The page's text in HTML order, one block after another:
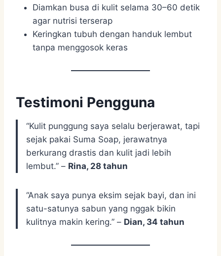
Diamkan busa di kulit selama 30–60 detik
agar nutrisi terserap
Keringkan tubuh dengan handuk lembut
tanpa menggosok keras
Testimoni Pengguna
“Kulit punggung saya selalu berjerawat, tapi
sejak pakai Suma Soap, jerawatnya
berkurang drastis dan kulit jadi lebih
lembut.” – Rina, 28 tahun
“Anak saya punya eksim sejak bayi, dan ini
satu-satunya sabun yang nggak bikin
kulitnya makin kering.” – Dian, 34 tahun